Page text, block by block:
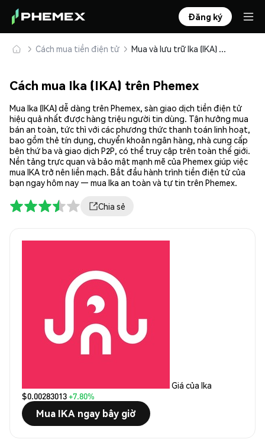
Đăng ký
Cách mua tiền điện tử Mua và lưu trữ Ika (IKA) an toàn
Cách mua Ika (IKA) trên Phemex
Mua Ika (IKA) dễ dàng trên Phemex, sàn giao dịch tiền điện tử
hiệu quả nhất được hàng triệu người tin dùng. Tận hưởng mua
bán an toàn, tức thì với các phương thức thanh toán linh hoạt,
bao gồm thẻ tín dụng, chuyển khoản ngân hàng, nhà cung cấp
bên thứ ba và giao dịch P2P, có thể truy cập trên toàn thế giới.
Nền tảng trực quan và bảo mật mạnh mẽ của Phemex giúp việc
mua IKA trở nên liền mạch. Bắt đầu hành trình tiền điện tử của
bạn ngay hôm nay — mua Ika an toàn và tự tin trên Phemex.
Chia sẻ
Giá của Ika
$0.00283013+7.80%
Mua IKA ngay bây giờ